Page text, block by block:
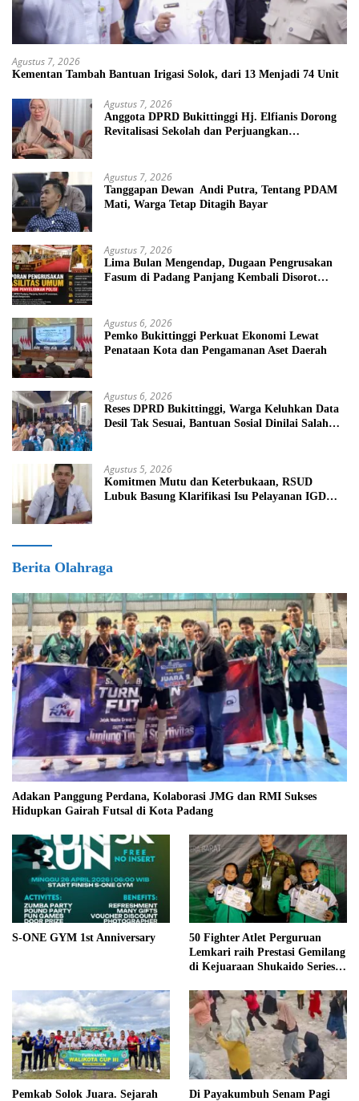
Agustus 7, 2026
Kementan Tambah Bantuan Irigasi Solok, dari 13 Menjadi 74 Unit
Agustus 7, 2026
Anggota DPRD Bukittinggi Hj. Elfianis Dorong
Revitalisasi Sekolah dan Perjuangkan
Agustus 7, 2026
Tanggapan Dewan Andi Putra, Tentang PDAM
Mati, Warga Tetap Ditagih Bayar
Agustus 7, 2026
Lima Bulan Mengendap, Dugaan Pengrusakan
Fasum di Padang Panjang Kembali Disorot
Agustus 6, 2026
Pemko Bukittinggi Perkuat Ekonomi Lewat
Penataan Kota dan Pengamanan Aset Daerah
Agustus 6, 2026
Reses DPRD Bukittinggi, Warga Keluhkan Data
Desil Tak Sesuai, Bantuan Sosial Dinilai Salah
Agustus 5, 2026
Komitmen Mutu dan Keterbukaan, RSUD
Lubuk Basung Klarifikasi Isu Pelayanan IGD
Berita Olahraga
Adakan Panggung Perdana, Kolaborasi JMG dan RMI Sukses
Hidupkan Gairah Futsal di Kota Padang
S-ONE GYM 1st Anniversary
50 Fighter Atlet Perguruan
Lemkari raih Prestasi Gemilang
di Kejuaraan Shukaido Series 1
Pemkab Solok Juara. Sejarah
Di Payakumbuh Senam Pagi